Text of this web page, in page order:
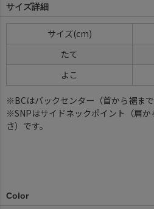
サイズ詳細
サイズ(cm)
たて
よこ
※BCはバックセンター（首から裾まで
※SNPはサイドネックポイント（肩
さ）です。
Color